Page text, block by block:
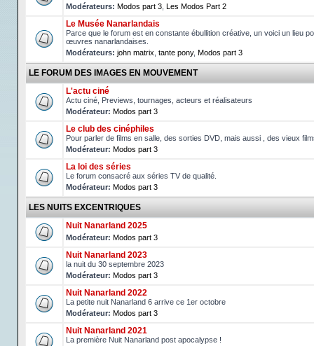
Modérateurs: Modos part 3 Les Modos Part 2
Le Musée Nanarlandais
Parce que le forum est en constante ébullition créative, un voici un lieu
œuvres nanarlandaises.
Modérateurs: john matrix tante pony, Modos part 3
LE FORUM DES IMAGES EN MOUVEMENT
L'actu ciné
Actu ciné, Previews, tournages, acteurs et réalisateurs
Modérateur: Modos part 3
Le club des cinéphiles
Pour parler de films en salle, des sorties DVD, mais aussi , des vieux
Modérateur: Modos part 3
La loi des séries
Le forum consacré aux séries TV de qualité.
Modérateur: Modos part 3
LES NUITS EXCENTRIQUES
Nuit Nanarland 2025
Modérateur: Modos part 3
Nuit Nanarland 2023
la nuit du 30 septembre 2023
Modérateur: Modos part 3
Nuit Nanarland 2022
La petite nuit Nanarland 6 arrive ce 1er octobre
Modérateur: Modos part 3
Nuit Nanarland 2021
La première Nuit Nanarland post apocalypse !